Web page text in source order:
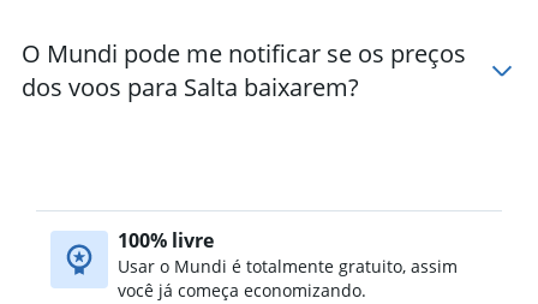
O Mundi pode me notificar se os preços
dos voos para Salta baixarem?
100% livre
Usar o Mundi é totalmente gratuito, assim
você já começa economizando.